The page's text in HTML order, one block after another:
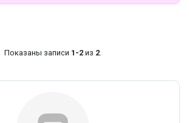
Показаны записи 1-2 из 2